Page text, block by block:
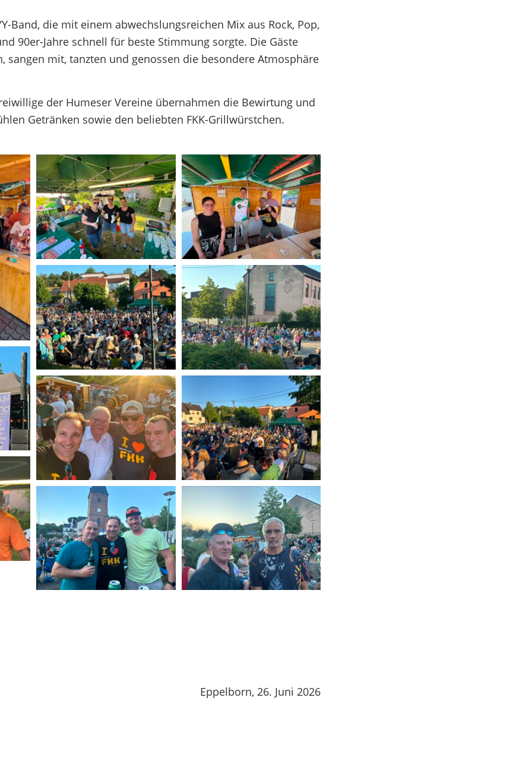
Band, die mit einem abwechslungsreichen Mix aus Rock, Pop,
90er-Jahre schnell für beste Stimmung sorgte. Die Gäste
mit, tanzten und genossen die besondere Atmosphäre
der Humeser Vereine übernahmen die Bewirtung und
Getränken sowie den beliebten FKK-Grillwürstchen.
Eppelborn, 26. Juni 2026